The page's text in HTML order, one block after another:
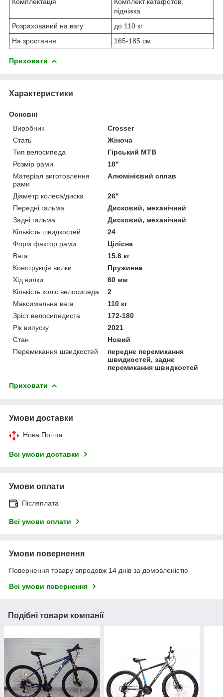
підніжка
Розрахований на вагу
до 110 кг
На зростання
165-185 см
Приховати
Характеристики
Основні
Виробник
Crosser
Стать
Жіноча
Тип велосипеда
Гірський MTB
Розмір рами
18"
Матеріал виготовлення
рами
Алюмінієвий сплав
Діаметр колеса/диска
26"
Передні гальма
Дисковий, механічний
Задні гальма
Дисковий, механічний
Кількість швидкостей
24
Форм фактор рами
Цілісна
Вага
15.6 кг
Конструкція вилки
Пружинна
Хід вилки
60 мм
Кількість коліс велосипеда
2
Максимальна вага
110 кг
Зріст велосипедиста
172-180
Рік випуску
2021
Стан
Новий
Перемикання швидкостей
переднє перемикання
швидкостей, заднє
перемикання швидкостей
Приховати
Умови доставки
Нова Пошта
Всі умови доставки
Умови оплати
Післяплата
Всі умови оплати
Умови повернення
Повернення товару впродовж 14 днів за домовленістю
Всі умови повернення
Подібні товари компанії